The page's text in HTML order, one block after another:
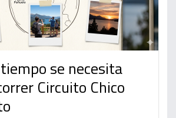
se necesita
Circuito Chico